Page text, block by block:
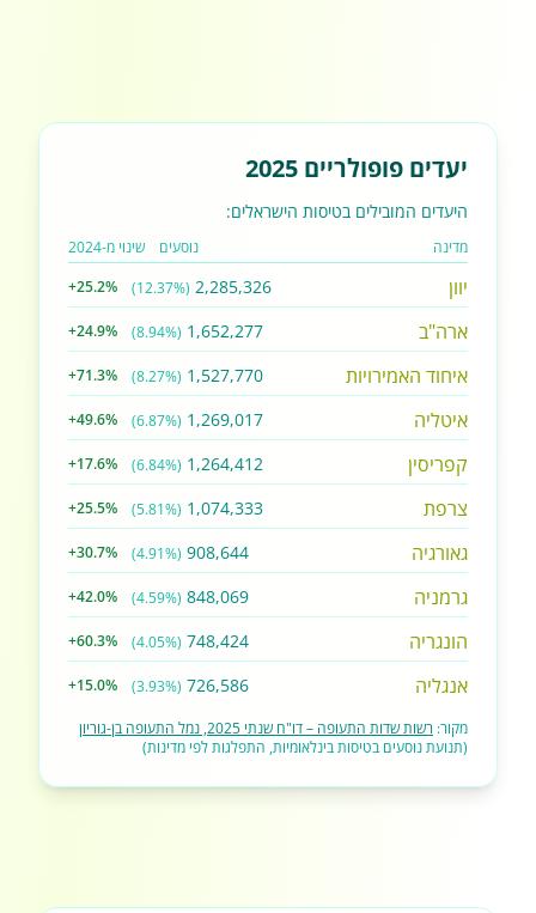
יעדים פופולריים 2025
היעדים המובילים בטיסות הישראלים:
מדינה נוסעים שינוי מ-2024
יוון 2,285,326
(12.37%)
+25.2%
ארה"ב 1,652,277
(8.94%)
+24.9%
איחוד האמירויות 1,527,770
(8.27%)
+71.3%
איטליה 1,269,017
(6.87%)
+49.6%
קפריסין 1,264,412
(6.84%)
+17.6%
צרפת 1,074,333
(5.81%)
+25.5%
גאורגיה 908,644
(4.91%)
+30.7%
גרמניה 848,069
(4.59%)
+42.0%
הונגריה 748,424
(4.05%)
+60.3%
אנגליה 726,586
(3.93%)
+15.0%
מקור: רשות שדות התעופה – דו"ח שנתי 2025, נמל התעופה בן-גוריון
(תנועת נוסעים בטיסות בינלאומיות, התפלגות לפי מדינות)